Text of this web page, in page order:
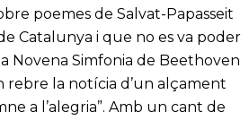
poemes de Salvat-Papasseit
Catalunya i que no es va poder
Novena Simfonia de Beethoven
rebre la notícia d’un alçament
a l’alegria”. Amb un cant de